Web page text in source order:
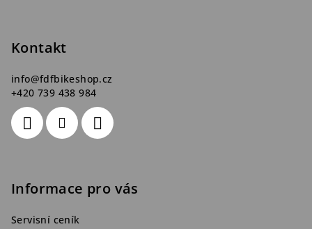
Kontakt
info@fdfbikeshop.cz
+420 739 438 984
Informace pro vás
Servisní ceník